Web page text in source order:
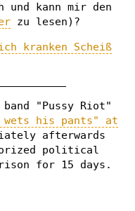
und kann mir den
zu lesen)?
kranken Scheiß
"Pussy Riot"
wets his pants" at
afterwards
political
for 15 days.